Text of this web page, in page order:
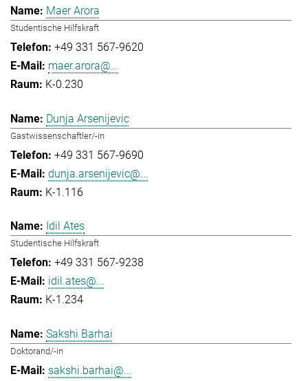
Maer Arora
Studentische Hilfskraft
+49 331 567-9620
maer.arora@...
K-0.230
Dunja Arsenijevic
Gastwissenschaftler/-in
+49 331 567-9690
dunja.arsenijevic@...
K-1.116
Idil Ates
Studentische Hilfskraft
+49 331 567-9238
idil.ates@...
K-1.234
Sakshi Barhai
Doktorand/-in
sakshi.barhai@...